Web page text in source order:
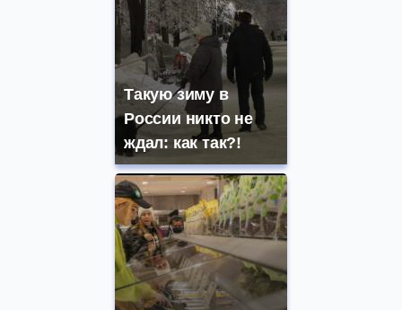
Такую зиму в
России никто не
ждал: как так?!